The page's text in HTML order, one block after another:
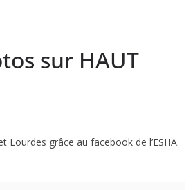
sur HAUT
grâce au facebook de l’ESHA.